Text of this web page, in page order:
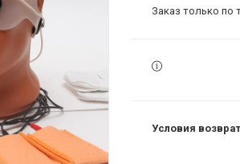
Заказ только по